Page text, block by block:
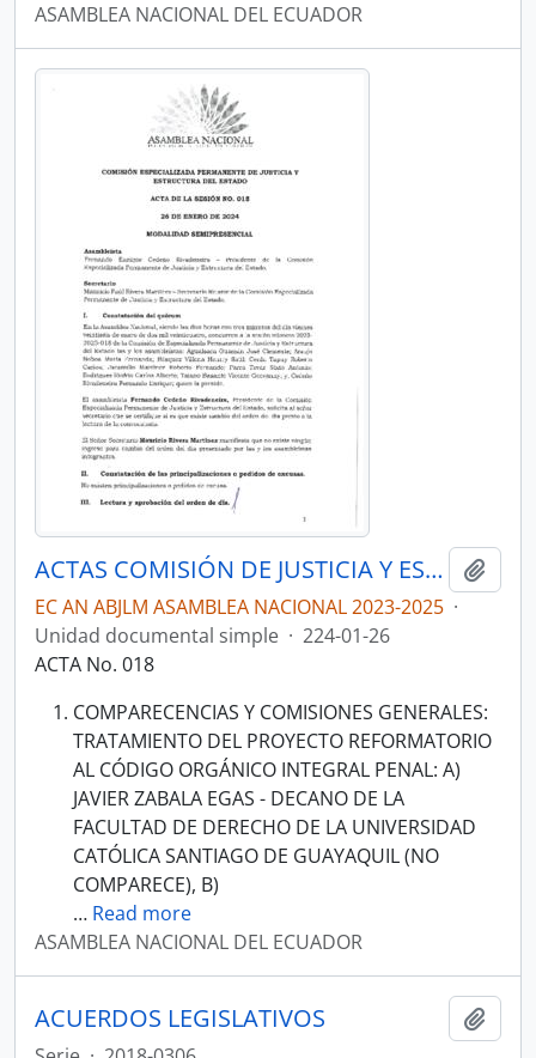
ASAMBLEA NACIONAL DEL ECUADOR
ACTAS COMISIÓN DE JUSTICIA Y ESTRUCTURA DEL ESTADO 2023-2025
EC AN ABJLM ASAMBLEA NACIONAL 2023-2025 ·
Unidad documental simple · 224-01-26
ACTA No. 018
COMPARECENCIAS Y COMISIONES GENERALES:
TRATAMIENTO DEL PROYECTO REFORMATORIO
AL CÓDIGO ORGÁNICO INTEGRAL PENAL: A)
JAVIER ZABALA EGAS - DECANO DE LA
FACULTAD DE DERECHO DE LA UNIVERSIDAD
CATÓLICA SANTIAGO DE GUAYAQUIL (NO
COMPARECE), B)
… Read more
ASAMBLEA NACIONAL DEL ECUADOR
ACUERDOS LEGISLATIVOS